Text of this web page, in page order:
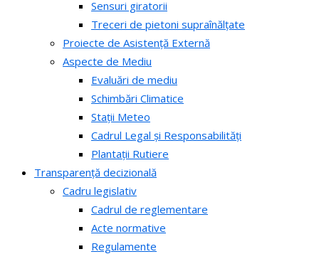
Sensuri giratorii
Treceri de pietoni supraînălțate
Proiecte de Asistență Externă
Aspecte de Mediu
Evaluări de mediu
Schimbări Climatice
Stații Meteo
Cadrul Legal și Responsabilități
Plantații Rutiere
Transparență decizională
Cadru legislativ
Cadrul de reglementare
Acte normative
Regulamente